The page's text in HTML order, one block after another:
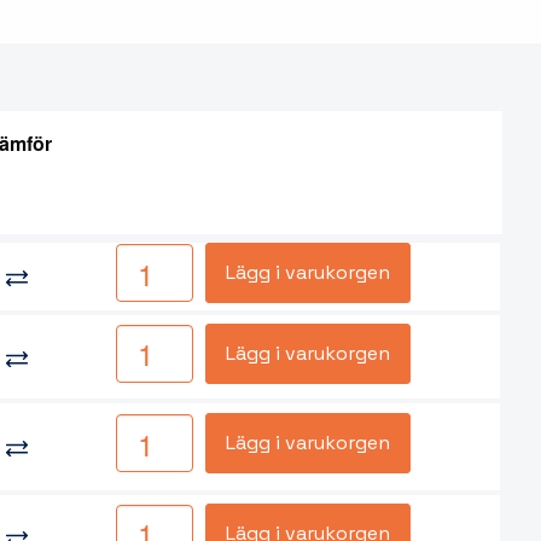
Lägg i varukorgen
Lägg i varukorgen
Lägg i varukorgen
Lägg i varukorgen